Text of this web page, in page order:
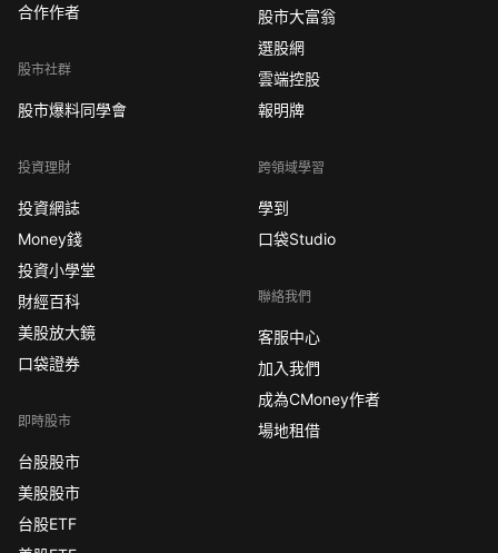
合作作者
股市社群
股市爆料同學會
投資理財
投資網誌
Money錢
投資小學堂
財經百科
美股放大鏡
口袋證券
即時股市
台股股市
美股股市
台股ETF
股市大富翁
選股網
雲端控股
報明牌
跨領域學習
學到
口袋Studio
聯絡我們
客服中心
加入我們
成為CMoney作者
場地租借